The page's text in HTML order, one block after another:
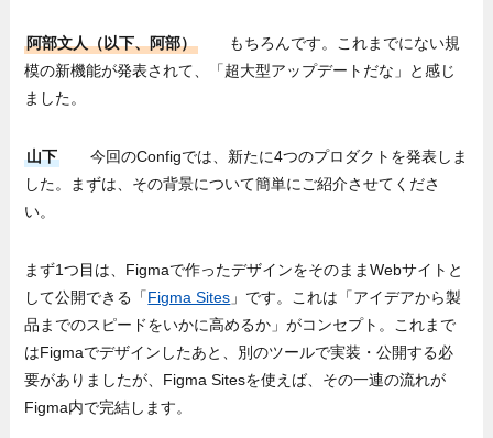
阿部文人（以下、阿部）
もちろんです。これまでにない規
模の新機能が発表されて、「超大型アップデートだな」と感じ
ました。
山下
今回のConfigでは、新たに4つのプロダクトを発表しま
した。まずは、その背景について簡単にご紹介させてくださ
い。
まず1つ目は、Figmaで作ったデザインをそのままWebサイトと
して公開できる「Figma Sites 」です。これは「アイデアから製
品までのスピードをいかに高めるか」がコンセプト。これまで
はFigmaでデザインしたあと、別のツールで実装・公開する必
要がありましたが、Figma Sitesを使えば、その一連の流れが
Figma内で完結します。